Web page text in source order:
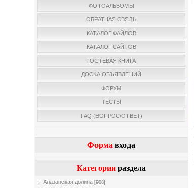
ФОТОАЛЬБОМЫ
ОБРАТНАЯ СВЯЗЬ
КАТАЛОГ ФАЙЛОВ
КАТАЛОГ САЙТОВ
ГОСТЕВАЯ КНИГА
ДОСКА ОБЪЯВЛЕНИЙ
ФОРУМ
ТЕСТЫ
FAQ (ВОПРОС/ОТВЕТ)
Форма входа
Категории раздела
Алазанская долина [908]